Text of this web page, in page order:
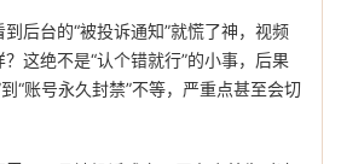
后台的“被投诉通知”就慌了神，视频
这绝不是“认个错就行”的小事，后果
“账号永久封禁”不等，严重点甚至会切